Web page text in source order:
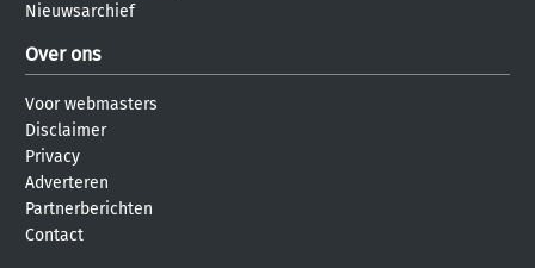
Nieuwsarchief
Over ons
Voor webmasters
Disclaimer
Privacy
Adverteren
Partnerberichten
Contact